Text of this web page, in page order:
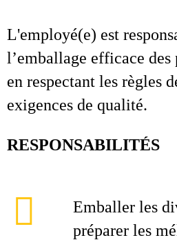
L'employé(e) est
l’emballage efficace
en respectant les règles
exigences de qualité.
RESPONSABILITÉS
Emballer les
préparer les